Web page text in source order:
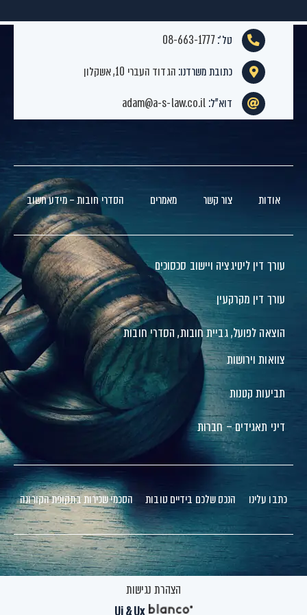
טל׳:08-663-1777
כתובת משרדנו: הגדוד העברי 10, אשקלון
דוא”ל: adam@a-s-law.co.il
אודות צור קשר מאמרים הסדרי חובות – מידע חשוב
כתבו עלינו הנכס שלכם בידיים טובות הסכמי שכירות בתקופת הקורונה
עורך דין ליטיגציה ויישוב סכסוכים
עורך דין מקרקעין
הוצאה לפועל, גביית חובות, הסדרי חובות
צוואות וירושות
תביעות קטנות
דיני תאגידים – חברות
הצהרת נגישות